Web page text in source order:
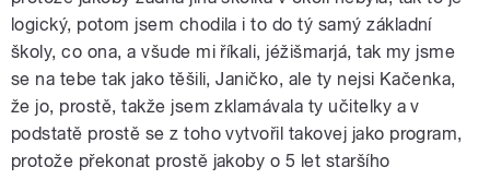
logický, potom jsem chodila i to do tý samý základní
školy, co ona, a všude mi říkali, jéžišmarjá, tak my jsme
se na tebe tak jako těšili, Janičko, ale ty nejsi Kačenka,
že jo, prostě, takže jsem zklamávala ty učitelky a v
podstatě prostě se z toho vytvořil takovej jako program,
protože překonat prostě jakoby o 5 let staršího